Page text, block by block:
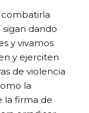
combatirla
dando
y vivamos
y ejerciten
de violencia
la
la firma de